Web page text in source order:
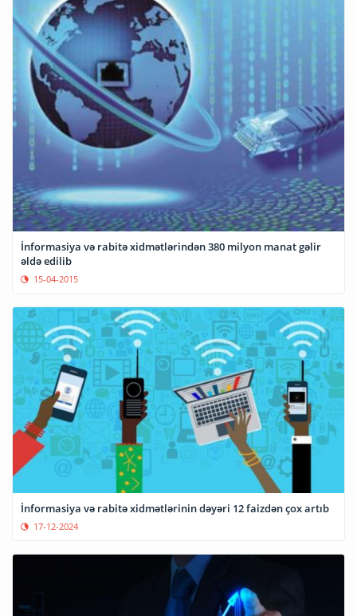
İnformasiya və rabitə xidmətlərindən 380 milyon manat gəlir
əldə edilib
15-04-2015
İnformasiya və rabitə xidmətlərinin dəyəri 12 faizdən çox artıb
17-12-2024